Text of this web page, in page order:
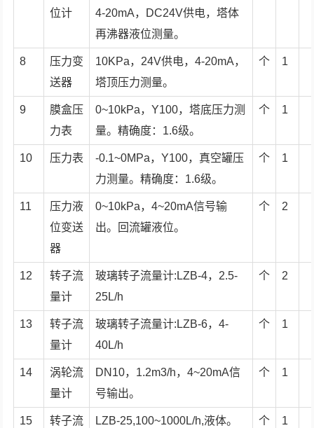
位计
4-20mA，DC24V供电，塔体
再沸器液位测量。
8
压力变
送器
10KPa，24V供电，4-20mA，
塔顶压力测量。
个 1
9
膜盒压
力表
0~10kPa，Y100，塔底压力测
量。精确度：1.6级。
个 1
10 压力表
-0.1~0MPa，Y100，真空罐压
力测量。精确度：1.6级。
个 1
11
压力液
位变送
器
0~10kPa，4~20mA信号输
出。回流罐液位。
个 2
12
转子流
量计
玻璃转子流量计:LZB-4，2.5-
25L/h
个 2
13
转子流
量计
玻璃转子流量计:LZB-6，4-
40L/h
个 1
14
涡轮流
量计
DN10，1.2m3/h，4~20mA信
号输出。
个 1
15
转子流
LZB-25,100~1000L/h,液体。 个 1